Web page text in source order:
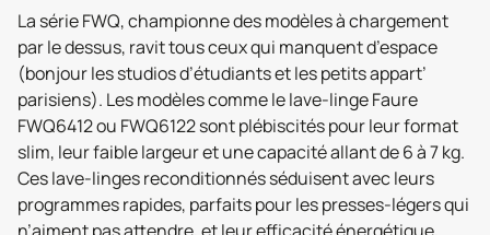
La série FWQ, championne des modèles à chargement
par le dessus, ravit tous ceux qui manquent d’espace
(bonjour les studios d’étudiants et les petits appart’
parisiens). Les modèles comme le lave-linge Faure
FWQ6412 ou FWQ6122 sont plébiscités pour leur format
slim, leur faible largeur et une capacité allant de 6 à 7 kg.
Ces lave-linges reconditionnés séduisent avec leurs
programmes rapides, parfaits pour les presses-légers qui